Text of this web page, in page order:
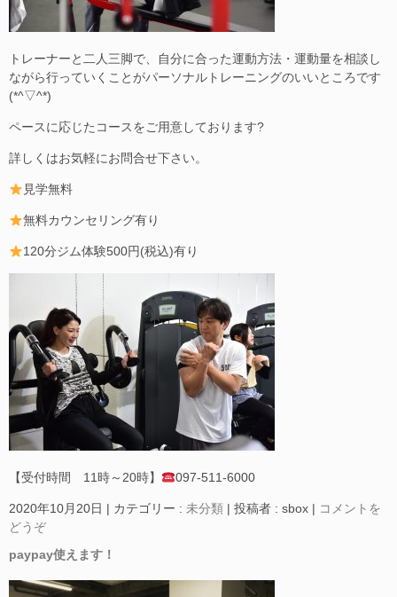
トレーナーと二人三脚で、自分に合った運動方法・運動量を相談し
ながら行っていくことがパーソナルトレーニングのいいところです
(*^▽^*)
ペースに応じたコースをご用意しております?
詳しくはお気軽にお問合せ下さい。
見学無料
無料カウンセリング有り
120分ジム体験500円(税込)有り
【受付時間 11時～20時】 097-511-6000
2020年10月20日 | カテゴリー : 未分類 | 投稿者 : sbox | コメントを
どうぞ
paypay使えます！